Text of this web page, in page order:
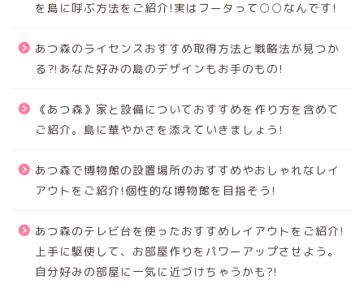
を島に呼ぶ方法をご紹介!実はフータって○○なんです!
あつ森のライセンスおすすめ取得方法と戦略法が見つか
る⁈あなた好みの島のデザインもお手のもの!
《あつ森》家と設備についておすすめを作り方を含めて
ご紹介。島に華やかさを添えていきましょう!
あつ森で博物館の設置場所のおすすめやおしゃれなレイ
アウトをご紹介!個性的な博物館を目指そう!
あつ森のテレビ台を使ったおすすめレイアウトをご紹介!
上手に駆使して、お部屋作りをパワーアップさせよう。
自分好みの部屋に一気に近づけちゃうかも?!